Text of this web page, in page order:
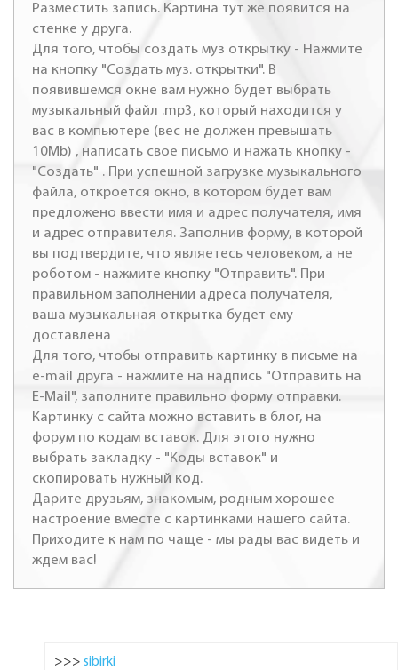
Разместить запись. Картина тут же появится на
стенке у друга.
Для того, чтобы создать муз открытку - Нажмите
на кнопку "Создать муз. открытки". В
появившемся окне вам нужно будет выбрать
музыкальный файл .mp3, который находится у
вас в компьютере (вес не должен превышать
10Mb) , написать свое письмо и нажать кнопку -
"Создать" . При успешной загрузке музыкального
файла, откроется окно, в котором будет вам
предложено ввести имя и адрес получателя, имя
и адрес отправителя. Заполнив форму, в которой
вы подтвердите, что являетесь человеком, а не
роботом - нажмите кнопку "Отправить". При
правильном заполнении адреса получателя,
ваша музыкальная открытка будет ему
доставлена
Для того, чтобы отправить картинку в письме на
e-mail друга - нажмите на надпись "Отправить на
E-Mail", заполните правильно форму отправки.
Картинку с сайта можно вставить в блог, на
форум по кодам вставок. Для этого нужно
выбрать закладку - "Коды вставок" и
скопировать нужный код.
Дарите друзьям, знакомым, родным хорошее
настроение вместе с картинками нашего сайта.
Приходите к нам по чаще - мы рады вас видеть и
ждем вас!
>>> sibirki